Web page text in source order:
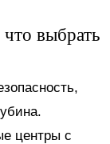
выбрать
центры с